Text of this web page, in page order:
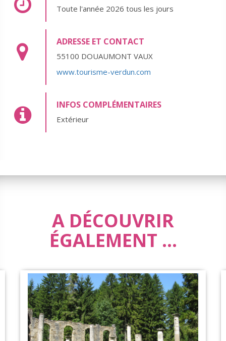
Toute l'année 2026 tous les jours
ADRESSE ET CONTACT
55100 DOUAUMONT VAUX
www.tourisme-verdun.com
INFOS COMPLÉMENTAIRES
Extérieur
A DÉCOUVRIR
ÉGALEMENT ...